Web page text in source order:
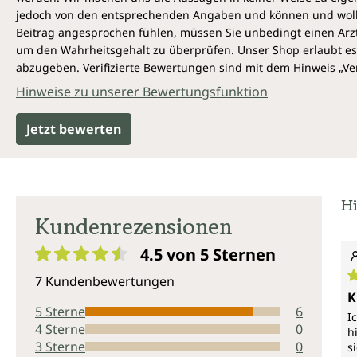
jedoch von den entsprechenden Angaben und können und
Beitrag angesprochen fühlen, müssen Sie unbedingt einen
um den Wahrheitsgehalt zu überprüfen. Unser Shop erlaubt
abzugeben. Verifizierte Bewertungen sind mit dem Hinweis
Hinweise zu unserer Bewertungsfunktion
Jetzt bewerten
Kundenrezensionen
4.5 von 5 Sternen
7 Kundenbewertungen
5 Sterne
6
4 Sterne
0
3 Sterne
0